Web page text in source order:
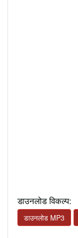
डाउनलोड विकल्प:
डाउनलोड MP3